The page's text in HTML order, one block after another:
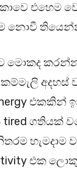
එහෙම
නොවී
මොකද
අදහස්
එකකින්
ගතියක්
හැමදාම
එක